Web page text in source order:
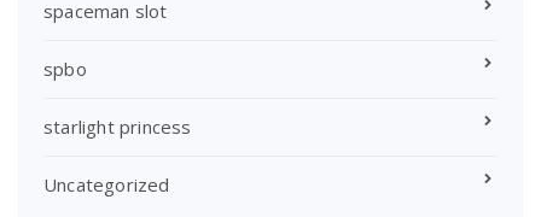
spaceman slot
spbo
starlight princess
Uncategorized